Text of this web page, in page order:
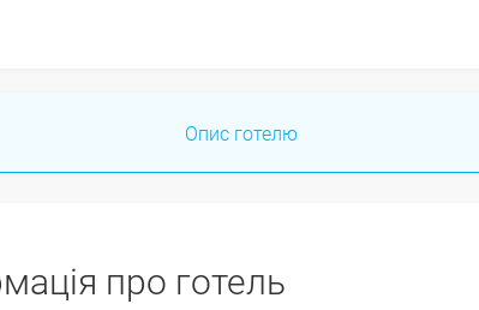
Опис готелю
про готель